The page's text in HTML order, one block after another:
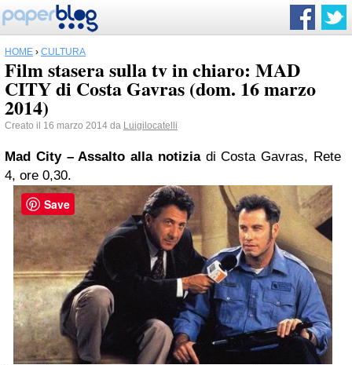
HOME › CULTURA
Film stasera sulla tv in chiaro: MAD
CITY di Costa Gavras (dom. 16 marzo
2014)
Creato il 16 marzo 2014 da Luigilocatelli
Mad City – Assalto alla notiziadi Costa Gavras, Rete
4, ore 0,30.
Save